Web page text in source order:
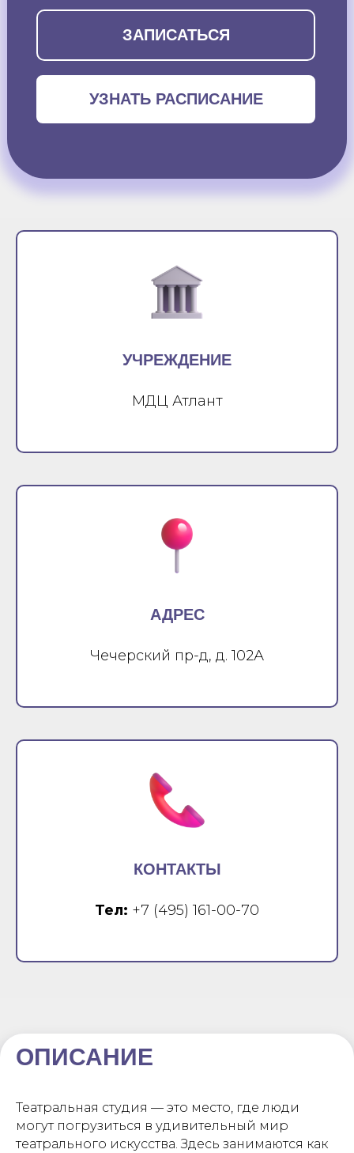
УЗНАТЬ РАСПИСАНИЕ
ЗАПИСАТЬСЯ
УЧРЕЖДЕНИЕ
МДЦ Атлант
АДРЕС
Чечерский пр-д, д. 102А
КОНТАКТЫ
Тел: +7 (495) 161-00-70
ОПИСАНИЕ
Театральная студия — это место, где люди
могут погрузиться в удивительный мир
театрального искусства. Здесь занимаются как